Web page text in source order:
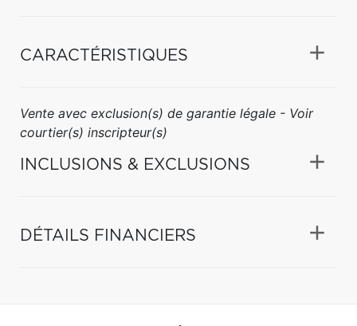
CARACTÉRISTIQUES
Vente avec exclusion(s) de garantie légale - Voir
courtier(s) inscripteur(s)
INCLUSIONS & EXCLUSIONS
DÉTAILS FINANCIERS